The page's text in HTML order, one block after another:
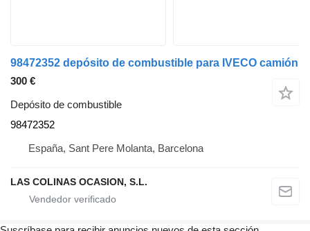
98472352 depósito de combustible para IVECO camión
300 €
Depósito de combustible
98472352
España, Sant Pere Molanta, Barcelona
LAS COLINAS OCASION, S.L.